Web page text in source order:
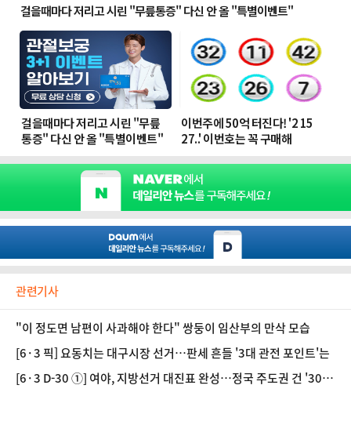
관련기사
"이 정도면 남편이 사과해야 한다" 쌍둥이 임산부의 만삭 모습
[6·3 픽] 요동치는 대구시장 선거…판세 흔들 '3대 관전 포인트'는
[6·3 D-30 ①] 여야, 지방선거 대진표 완성…정국 주도권 건 '30일